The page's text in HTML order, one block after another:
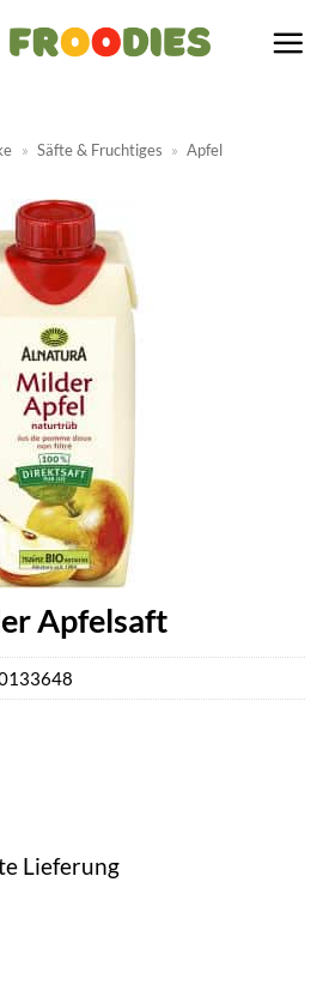
» Säfte & Fruchtiges » Apfel
Apfelsaft
Lieferung